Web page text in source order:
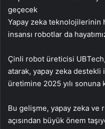
Yapay zeka teknolojilerinin
insansı robotlar da
Çinli robot üreticisi
atarak, yapay zeka destekli
üretimine 2025 yılı sonuna
Bu gelişme, yapay zeka
açısından büyük önem